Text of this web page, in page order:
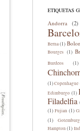
ETIQUETAS
Andorra (2)
Berna (1)
Bourges (1)
Burdeos (1)
(1)Copenhague
Edimburgo (1)
Filadelfia
(1) Fujian (1)
(1)
Hampton (1)